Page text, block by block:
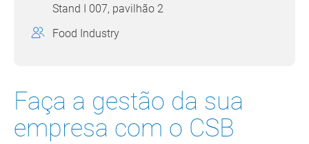
Stand I 007, pavilhão 2
Food Industry
Faça a gestão da sua
empresa com o CSB